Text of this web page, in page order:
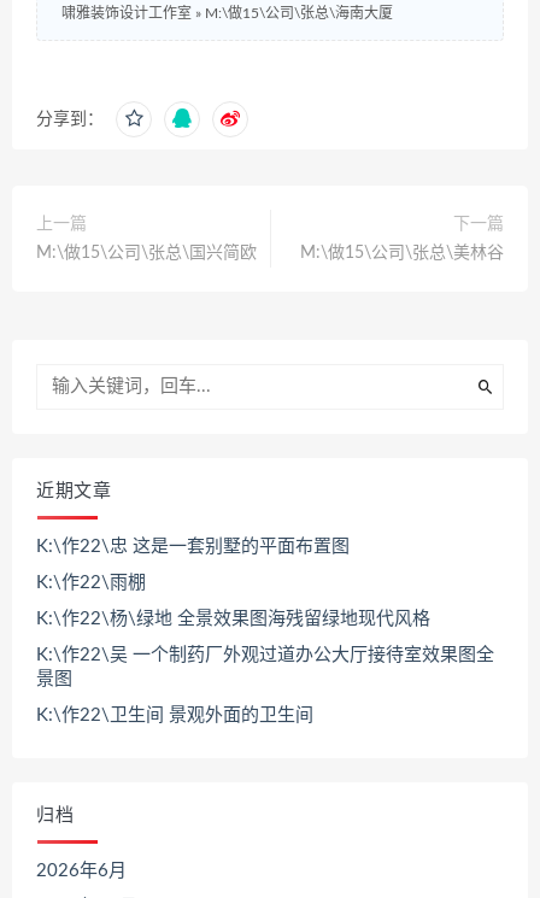
啸雅装饰设计工作室 » M:\做15\公司\张总\海南大厦
分享到：
上一篇
M:\做15\公司\张总\国兴简欧
下一篇
M:\做15\公司\张总\美林谷
近期文章
K:\作22\忠 这是一套别墅的平面布置图
K:\作22\雨棚
K:\作22\杨\绿地 全景效果图海残留绿地现代风格
K:\作22\吴 一个制药厂外观过道办公大厅接待室效果图全
景图
K:\作22\卫生间 景观外面的卫生间
归档
2026年6月